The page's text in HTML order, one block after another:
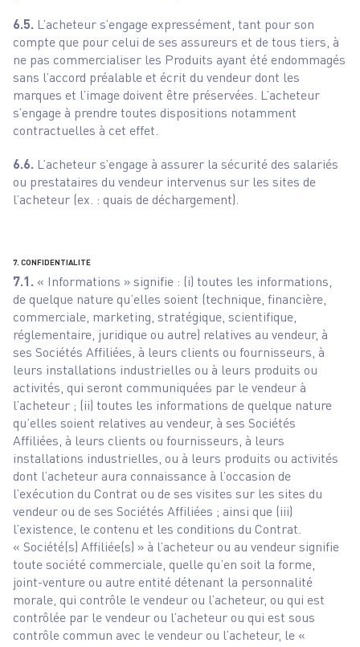
6.5. L’acheteur s’engage expressément, tant pour son
compte que pour celui de ses assureurs et de tous tiers, à
ne pas commercialiser les Produits ayant été endommagés
sans l’accord préalable et écrit du vendeur dont les
marques et l’image doivent être préservées. L’acheteur
s’engage à prendre toutes dispositions notamment
contractuelles à cet effet.
6.6. L’acheteur s’engage à assurer la sécurité des salariés
ou prestataires du vendeur intervenus sur les sites de
l’acheteur (ex. : quais de déchargement).
7. CONFIDENTIALITE
7.1. « Informations » signifie : (i) toutes les informations,
de quelque nature qu’elles soient (technique, financière,
commerciale, marketing, stratégique, scientifique,
réglementaire, juridique ou autre) relatives au vendeur, à
ses Sociétés Affiliées, à leurs clients ou fournisseurs, à
leurs installations industrielles ou à leurs produits ou
activités, qui seront communiquées par le vendeur à
l’acheteur ; (ii) toutes les informations de quelque nature
qu’elles soient relatives au vendeur, à ses Sociétés
Affiliées, à leurs clients ou fournisseurs, à leurs
installations industrielles, ou à leurs produits ou activités
dont l’acheteur aura connaissance à l’occasion de
l’exécution du Contrat ou de ses visites sur les sites du
vendeur ou de ses Sociétés Affiliées ; ainsi que (iii)
l’existence, le contenu et les conditions du Contrat.
« Société(s) Affiliée(s) » à l’acheteur ou au vendeur signifie
toute société commerciale, quelle qu’en soit la forme,
joint-venture ou autre entité détenant la personnalité
morale, qui contrôle le vendeur ou l’acheteur, ou qui est
contrôlée par le vendeur ou l’acheteur ou qui est sous
contrôle commun avec le vendeur ou l’acheteur, le «